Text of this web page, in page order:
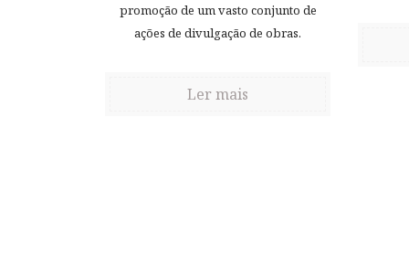
promoção de um vasto conjunto de
ações de divulgação de obras.
Ler mais